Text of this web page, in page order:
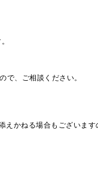
で、ご相談ください。
かねる場合もございます